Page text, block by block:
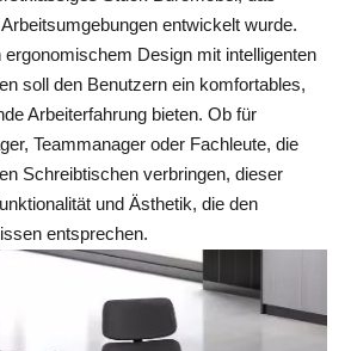
entwickelt wurde.
ergonomischem Design mit intelligenten
soll den Benutzern ein komfortables,
Arbeiterfahrung bieten. Ob für
Teammanager oder Fachleute, die
Schreibtischen verbringen, dieser
und Ästhetik, die den
entsprechen.